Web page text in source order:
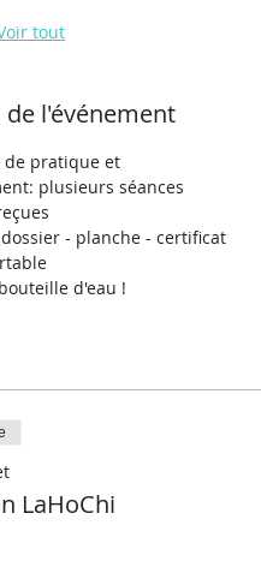
tout
l'événement
de pratique et
plusieurs séances
- planche - certificat
d'eau !
LaHoChi